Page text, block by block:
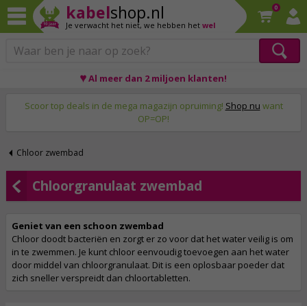
kabelshop.nl
Je verwacht het niet, we hebben het wel
0
♥ Al meer dan 2 miljoen klanten!
Scoor top deals in de mega magazijn opruiming! Shop nu want
OP=OP!
Chloor zwembad
Chloorgranulaat zwembad
Geniet van een schoon zwembad
Chloor doodt bacteriën en zorgt er zo voor dat het water veilig is om
in te zwemmen. Je kunt chloor eenvoudig toevoegen aan het water
door middel van chloorgranulaat. Dit is een oplosbaar poeder dat
zich sneller verspreidt dan chloortabletten.